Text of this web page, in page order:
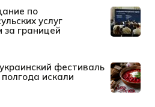
по
услуг
за границей
фестиваль
искали